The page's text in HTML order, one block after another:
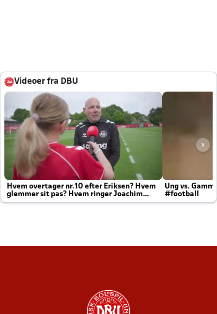
Videoer fra DBU
Hvem overtager nr.10 efter Eriksen? Hvem
glemmer sit pas? Hvem ringer Joachim
altid til efter kampe?
Ung vs.
#football